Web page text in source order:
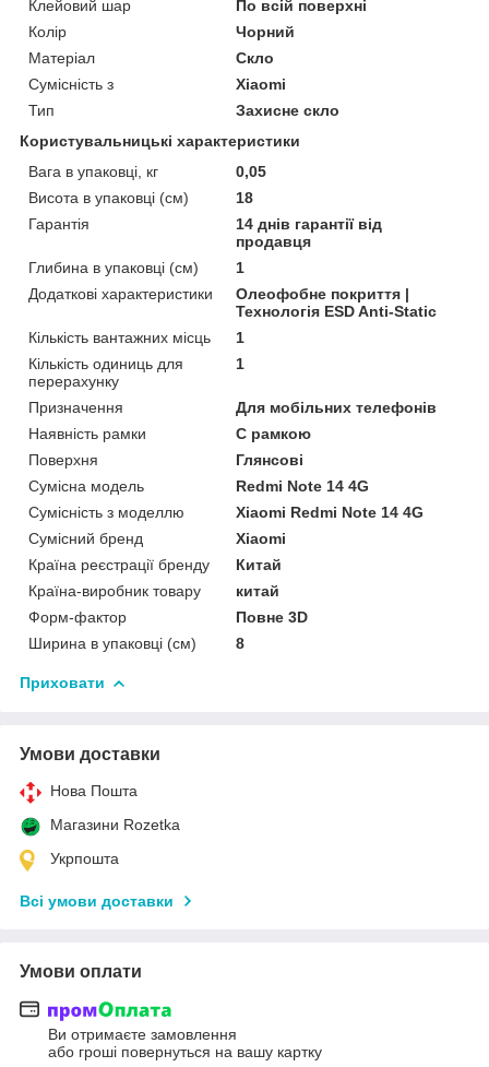
Клейовий шар
По всій поверхні
Колір
Чорний
Матеріал
Скло
Сумісність з
Xiaomi
Тип
Захисне скло
Користувальницькі характеристики
Вага в упаковці, кг
0,05
Висота в упаковці (см)
18
Гарантія
14 днів гарантії від
продавця
Глибина в упаковці (см)
1
Додаткові характеристики
Олеофобне покриття |
Технологія ESD Anti-Static
Кількість вантажних місць
1
Кількість одиниць для
перерахунку
1
Призначення
Для мобільних телефонів
Наявність рамки
C рамкою
Поверхня
Глянсові
Сумісна модель
Redmi Note 14 4G
Сумісність з моделлю
Xiaomi Redmi Note 14 4G
Сумісний бренд
Xiaomi
Країна реєстрації бренду
Китай
Країна-виробник товару
китай
Форм-фактор
Повне 3D
Ширина в упаковці (см)
8
Приховати
Умови доставки
Нова Пошта
Магазини Rozetka
Укрпошта
Всі умови доставки
Умови оплати
Ви отримаєте замовлення
або гроші повернуться на вашу картку